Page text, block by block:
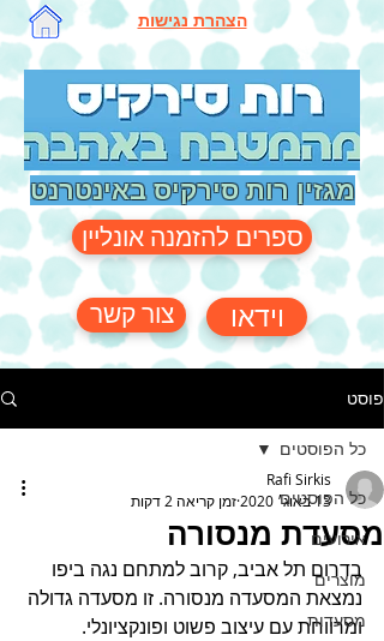
הצהרת נגישות
מגזין רות סירקיס באינטרנט
ספרים להזמנה אונליין
צור קשר וידאו
פוסט
כל הפוסטים
אירועים
מוצרים
מסעדות
כל הפוסטים
מסעדת מנסורה
Rafi Sirkis
13 באוג׳ 2020
זמן קריאה 2 דקות
בדרום תל אביב, קרוב למתחם נגה ביפו
נמצאת המסעדה מנסורה. זו מסעדה גדולה
ומרווחת עם עיצוב פשוט ופונקציונלי.